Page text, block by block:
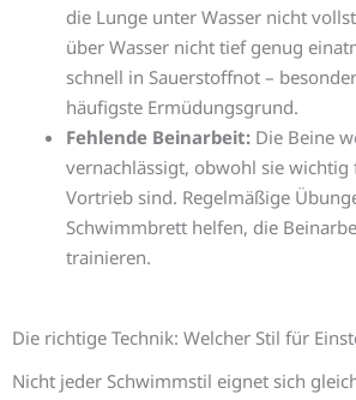
die Lunge unter Wasser nicht
über Wasser nicht tief genug
schnell in Sauerstoffnot –
häufigste Ermüdungsgrund.
Fehlende Beinarbeit: Die Beine
vernachlässigt, obwohl sie wichtig
Vortrieb sind. Regelmäßige
Schwimmbrett helfen, die
trainieren.
Die richtige Technik: Welcher Stil für
Nicht jeder Schwimmstil eignet sich